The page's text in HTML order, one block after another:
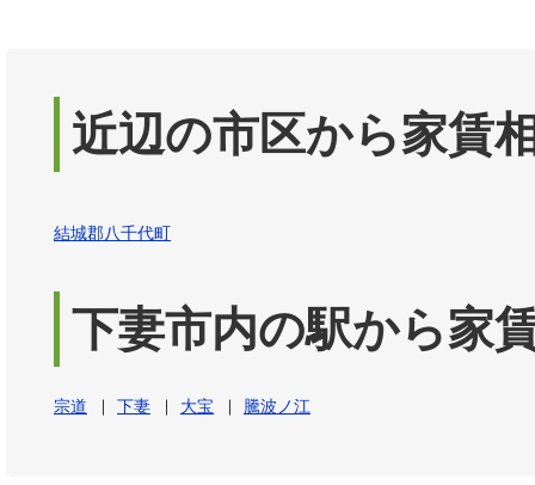
近辺の市区から家賃
結城郡八千代町
下妻市内の駅から家
宗道 下妻 大宝 騰波ノ江